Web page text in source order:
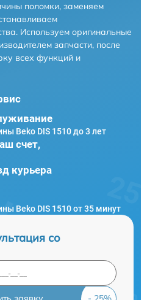
поломки, заменяем
Используем оригинальные
запчасти, после
всех функций и
Beko DIS 1510 до 3 лет
счет,
курьера
Beko DIS 1510 от 35 минут
со